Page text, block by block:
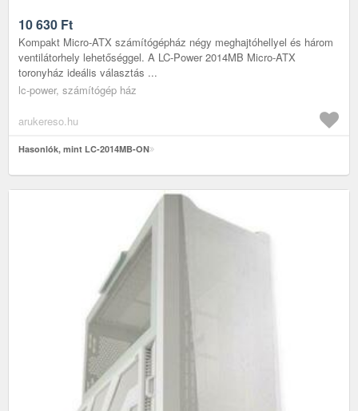
10 630 Ft
Kompakt Micro-ATX számítógépház négy meghajtóhellyel és három
ventilátorhely lehetőséggel. A LC-Power 2014MB Micro-ATX
toronyház ideális választás ...
lc-power, számítógép ház
arukereso.hu
Hasonlók, mint LC-2014MB-ON